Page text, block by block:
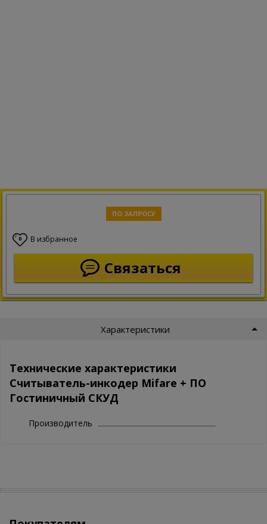
ПО ЗАПРОСУ
0 В избранное
Связаться
Характеристики
Технические характеристики
Считыватель-инкодер Mifare + ПО
Гостиничный СКУД
Производитель